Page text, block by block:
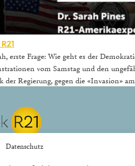
Datenschutz
erste Frage: Wie geht es der
vom Samstag und den
der Regierung, gegen die «Invasion»